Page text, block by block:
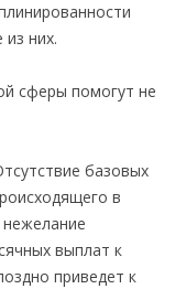
них.
базовых
в
выплат к
приведет к